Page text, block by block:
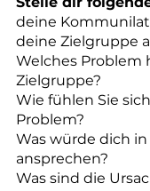
deine
deine Zielgruppe
Welches Problem
Zielgruppe?
Wie fühlen Sie
Problem?
Was würde dich
ansprechen?
Was sind die